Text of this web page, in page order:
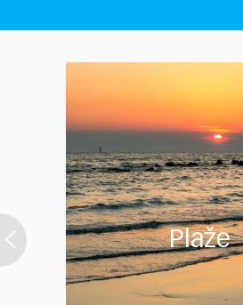
Plaže